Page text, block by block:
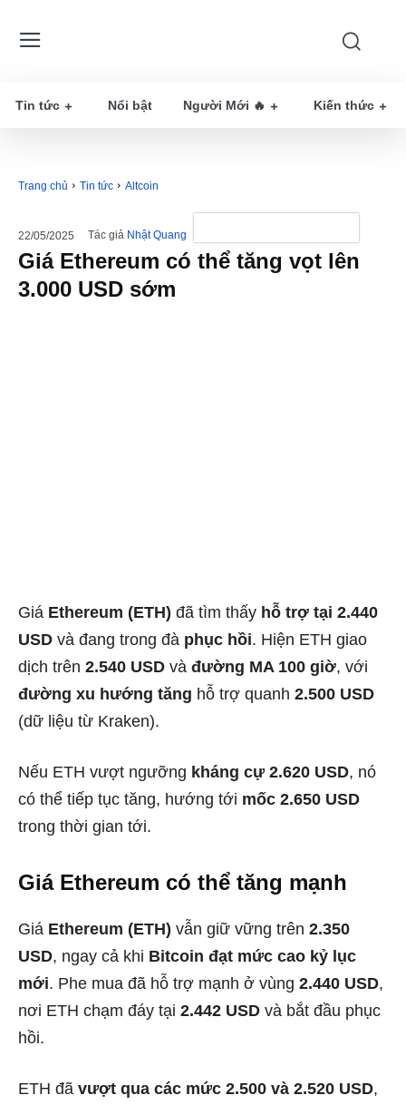
Tin tức Nổi bật Người Mới 🔥 Kiến thức
Trang chủ Tin tức Altcoin
22/05/2025 Tác giả Nhật Quang
Giá Ethereum có thể tăng vọt lên
3.000 USD sớm
Giá Ethereum (ETH) đã tìm thấy hỗ trợ tại 2.440
USD và đang trong đà phục hồi. Hiện ETH giao
dịch trên 2.540 USD và đường MA 100 giờ, với
đường xu hướng tăng hỗ trợ quanh 2.500 USD
(dữ liệu từ Kraken).
Nếu ETH vượt ngưỡng kháng cự 2.620 USD, nó
có thể tiếp tục tăng, hướng tới mốc 2.650 USD
trong thời gian tới.
Giá Ethereum có thể tăng mạnh
Giá Ethereum (ETH) vẫn giữ vững trên 2.350
USD, ngay cả khi Bitcoin đạt mức cao kỷ lục
mới. Phe mua đã hỗ trợ mạnh ở vùng 2.440 USD,
nơi ETH chạm đáy tại 2.442 USD và bắt đầu phục
hồi.
ETH đã vượt qua các mức 2.500 và 2.520 USD,